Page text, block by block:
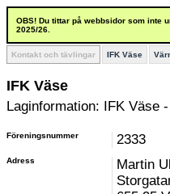
OBS! Du tittar på webbsidor som inte
2025/26.
Kontakt och tävlingar IFK Väse
IFK Väse
Laginformation: IFK Väse
Föreningsnummer 2333
Adress
Martin